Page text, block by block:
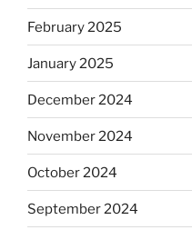
February 2025
January 2025
December 2024
November 2024
October 2024
September 2024